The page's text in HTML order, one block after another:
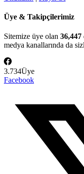
Üye & Takipçilerimiz
Sitemize üye olan 36,447
medya kanallarında da
3.734Üye
Facebook